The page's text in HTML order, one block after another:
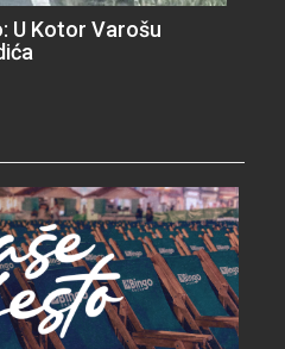
U Kotor Varošu